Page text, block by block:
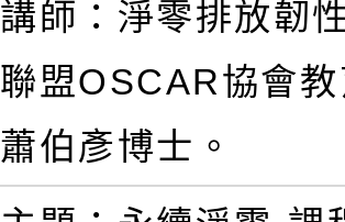
講師：淨零排放韌
聯盟OSCAR協會
蕭伯彥博士。